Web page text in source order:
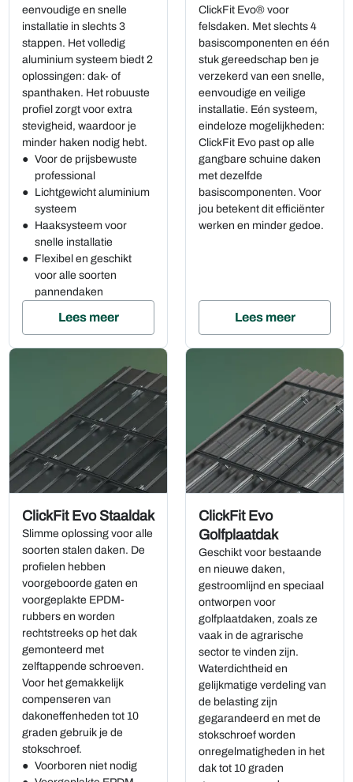
eenvoudige en snelle
installatie in slechts 3
stappen. Het volledig
aluminium systeem biedt 2
oplossingen: dak- of
spanthaken. Het robuuste
profiel zorgt voor extra
stevigheid, waardoor je
minder haken nodig hebt.
Voor de prijsbewuste
professional
Lichtgewicht aluminium
systeem
Haaksysteem voor
snelle installatie
Flexibel en geschikt
voor alle soorten
pannendaken
Lees meer
ClickFit Evo® voor
felsdaken. Met slechts 4
basiscomponenten en één
stuk gereedschap ben je
verzekerd van een snelle,
eenvoudige en veilige
installatie. Eén systeem,
eindeloze mogelijkheden:
ClickFit Evo past op alle
gangbare schuine daken
met dezelfde
basiscomponenten. Voor
jou betekent dit efficiënter
werken en minder gedoe.
Lees meer
ClickFit Evo Staaldak
Slimme oplossing voor alle
soorten stalen daken. De
profielen hebben
voorgeboorde gaten en
voorgeplakte EPDM-
rubbers en worden
rechtstreeks op het dak
gemonteerd met
zelftappende schroeven.
Voor het gemakkelijk
compenseren van
dakoneffenheden tot 10
graden gebruik je de
stokschroef.
Voorboren niet nodig
ClickFit Evo
Golfplaatdak
Geschikt voor bestaande
en nieuwe daken,
gestroomlijnd en speciaal
ontworpen voor
golfplaatdaken, zoals ze
vaak in de agrarische
sector te vinden zijn.
Waterdichtheid en
gelijkmatige verdeling van
de belasting zijn
gegarandeerd en met de
stokschroef worden
onregelmatigheden in het
dak tot 10 graden